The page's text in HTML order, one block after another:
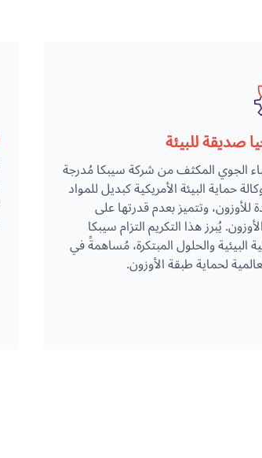
صديقة للبيئة
الجوي المكثف من شركة سيبكا مُدرجة
حماية البيئة الأمريكية كبديل للمواد
للأوزون، وتتميز بعدم قدرتها على
يُبرز هذا التكريم التزام سيبكا
البيئية والحلول المبتكرة، مُساهمةً في
لحماية طبقة الأوزون.